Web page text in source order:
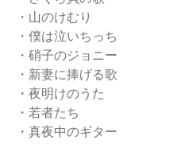
・山のけむり
・僕は泣いちっち
・硝子のジョニー
・新妻に捧げる歌
・夜明けのうた
・若者たち
・真夜中のギター